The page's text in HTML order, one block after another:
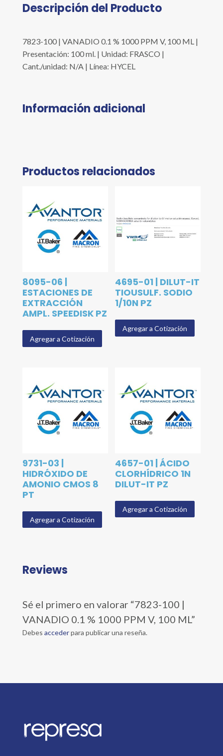
Descripción del Producto
7823-100 | VANADIO 0.1 % 1000 PPM V, 100 ML |
Presentación: 100 ml. | Unidad: FRASCO |
Cant./unidad: N/A | Línea: HYCEL
Información adicional
Productos relacionados
8095-06 |
ESTACIONES DE
EXTRACCIÓN
AMPL. SPEEDISK PZ
Agregar a Cotización
4695-01 | DILUT-IT
TIOUSULF. SODIO
1/10N PZ
Agregar a Cotización
9731-03 |
HIDRÓXIDO DE
AMONIO CMOS 8
PT
Agregar a Cotización
4657-01 | ÁCIDO
CLORHÍDRICO 1N
DILUT-IT PZ
Agregar a Cotización
Reviews
Sé el primero en valorar “7823-100 |
VANADIO 0.1 % 1000 PPM V, 100 ML”
Debes accederpara publicar una reseña.